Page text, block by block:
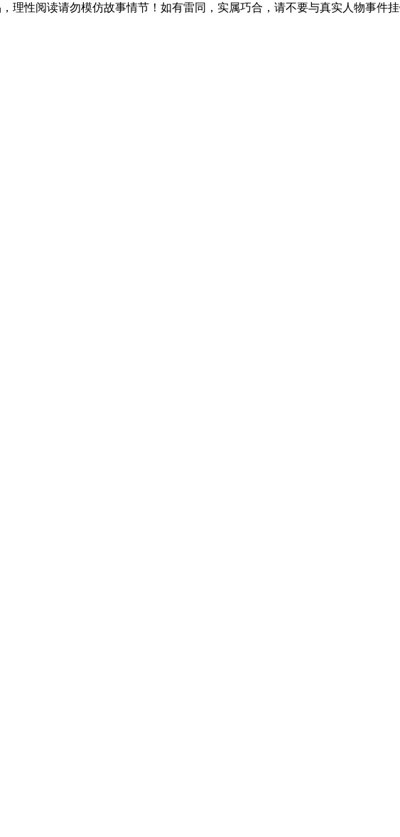
理性阅读请勿模仿故事情节！如有雷同，实属巧合，请不要与真实人物事件挂